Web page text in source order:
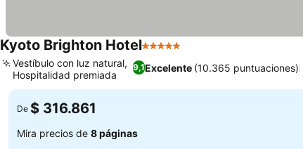
Kyoto Brighton Hotel5 Estrellas
9,1Excelente (10.365 puntuaciones)
Vestíbulo con luz natural,
Hospitalidad premiada
De $ 316.861
Mira precios de 8 páginas